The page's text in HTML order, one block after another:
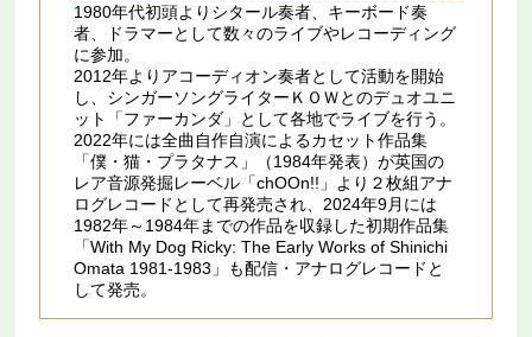
1980年代初頭よりシタール奏者、キーボード奏
者、ドラマーとして数々のライブやレコーディング
に参加。
2012年よりアコーディオン奏者として活動を開始
し、シンガーソングライターＫＯＷとのデュオユニ
ット「ファーカンダ」として各地でライブを行う。
2022年には全曲自作自演によるカセット作品集
「僕・猫・プラタナス」（1984年発表）が英国の
レア音源発掘レーベル「chOOn!!」より２枚組アナ
ログレコードとして再発売され、2024年9月には
1982年～1984年までの作品を収録した初期作品集
「With My Dog Ricky: The Early Works of Shinichi
Omata 1981​-​1983」も配信・アナログレコードと
して発売。